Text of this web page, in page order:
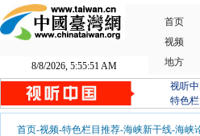
8/8/2026, 5:55:52 AM
首页
视频
地方
视听
特色
首页-视频-特色栏目推荐-海峡新干线-海峡